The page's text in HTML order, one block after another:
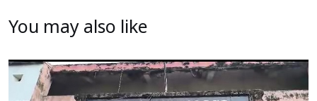
You may also like